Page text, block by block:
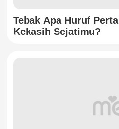
Tebak Apa Huruf
Kekasih Sejatimu?